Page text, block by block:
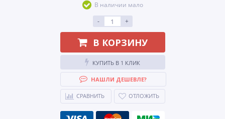
В наличии мало
-
+
В КОРЗИНУ
КУПИТЬ В 1 КЛИК
НАШЛИ ДЕШЕВЛЕ?
СРАВНИТЬ ОТЛОЖИТЬ